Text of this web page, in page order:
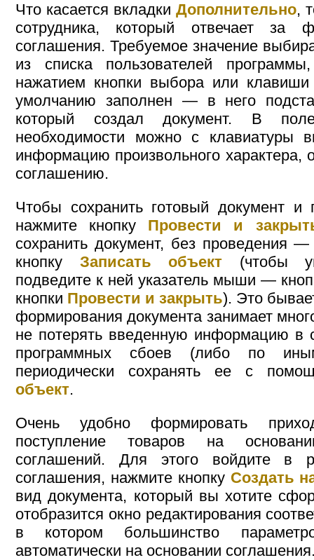
Что касается вкладки Дополнительно,
сотрудника, который отвечает за
соглашения. Требуемое значение
из списка пользователей
нажатием кнопки выбора или
умолчанию заполнен — в него
который создал документ. В
необходимости можно с клавиатуры
информацию произвольного характера,
соглашению.
Чтобы сохранить готовый документ и
нажмите кнопку Провести и
сохранить документ, без проведения —
кнопку Записать объект (чтобы
подведите к ней указатель мыши —
кнопки Провести и закрыть). Это
формирования документа занимает
не потерять введенную информацию в
программных сбоев (либо по
периодически сохранять ее с
объект.
Очень удобно формировать
поступление товаров на
соглашений. Для этого войдите в
соглашения, нажмите кнопку Создать
вид документа, который вы хотите
отобразится окно редактирования
в котором большинство
автоматически на основании